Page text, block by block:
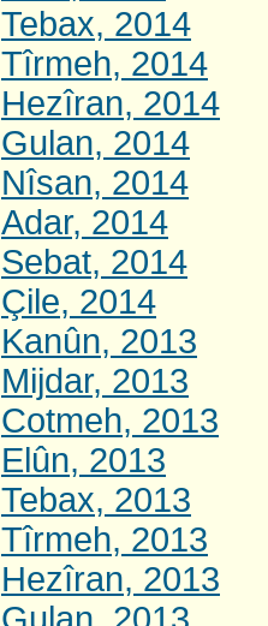
Tebax, 2014
Tîrmeh, 2014
Hezîran, 2014
Gulan, 2014
Nîsan, 2014
Adar, 2014
Sebat, 2014
Çile, 2014
Kanûn, 2013
Mijdar, 2013
Cotmeh, 2013
Elûn, 2013
Tebax, 2013
Tîrmeh, 2013
Hezîran, 2013